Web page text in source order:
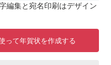
編集と宛名印刷はデザイン
って年賀状を作成する